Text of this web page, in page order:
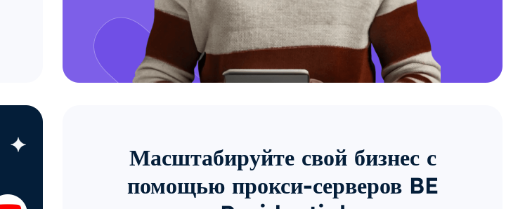
Масштабируйте свой бизнес с
помощью прокси-серверов BE